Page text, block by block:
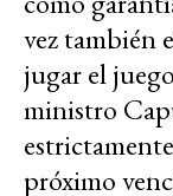
vez también
jugar el
ministro
próximo